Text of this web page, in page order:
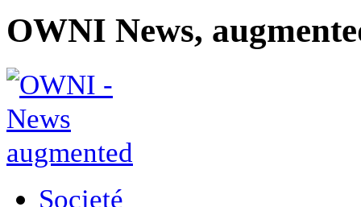
OWNI News,
Societé